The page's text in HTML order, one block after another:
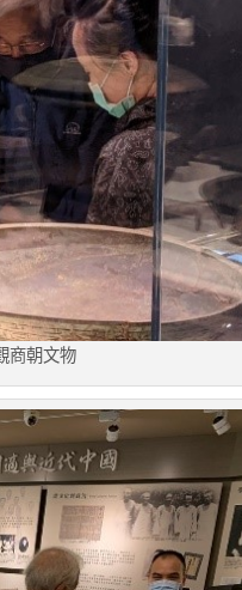
商朝文物